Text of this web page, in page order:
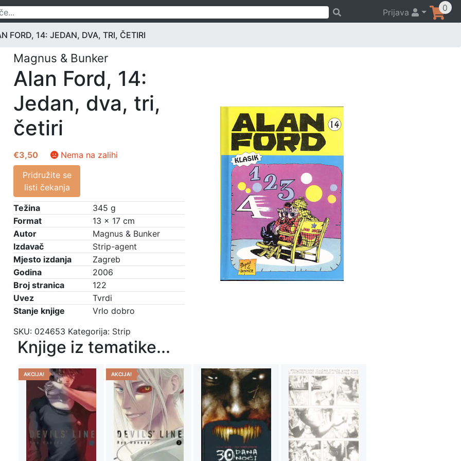
Prijava 0
FORD, 14: JEDAN, DVA, TRI, ČETIRI
Magnus & Bunker
Alan Ford, 14:
Jedan, dva, tri,
četiri
€3,50
Nema na zalihi
Pridružite se
listi čekanja
Težina
345 g
Format
13 × 17 cm
Autor
Magnus & Bunker
Izdavač
Strip-agent
Mjesto izdanja
Zagreb
Godina
2006
Broj stranica
122
Uvez
Tvrdi
Stanje knjige
Vrlo dobro
SKU: 024653 Kategorija: Strip
Knjige iz tematike...
AKCIJA! AKCIJA!